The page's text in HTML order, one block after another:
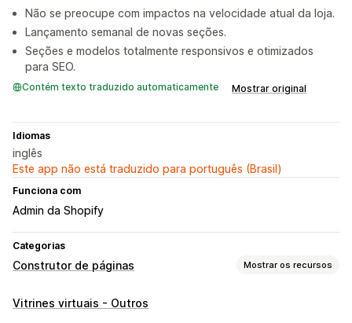
Não se preocupe com impactos na velocidade atual da loja.
Lançamento semanal de novas seções.
Seções e modelos totalmente responsivos e otimizados
para SEO.
Contém texto traduzido automaticamente Mostrar original
Idiomas
inglês
Este app não está traduzido para português (Brasil)
Funciona com
Admin da Shopify
Categorias
Construtor de páginas Mostrar os recursos
Tipos de páginas
Vitrines virtuais - Outros